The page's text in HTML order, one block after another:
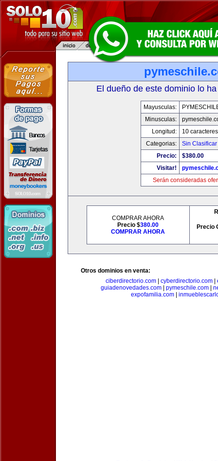
El dueño de este dominio lo
Mayusculas:
Minusculas:
Longitud:
10 caracteres
Categorias:
Sin Clasificar
Precio:
$380.00
Visitar!
Serán consideradas
COMPRAR AHORA
Precio $380.00
COMPRAR AHORA
Precio
Otros dominios en venta:
ciberdirectorio.com
cyberdirectorio.com
guiadenovedades.com| pymeschile.com|
expofamilia.com